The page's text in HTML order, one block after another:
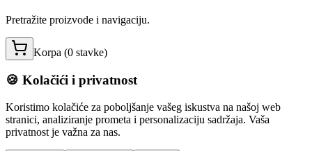
Pretražite proizvode i navigaciju.
Korpa (0 stavke)
🍪 Kolačići i privatnost
Koristimo kolačiće za poboljšanje vašeg iskustva na našoj web
stranici, analiziranje prometa i personalizaciju sadržaja. Vaša
privatnost je važna za nas.